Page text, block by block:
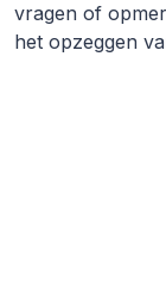
vragen of
het opzeggen